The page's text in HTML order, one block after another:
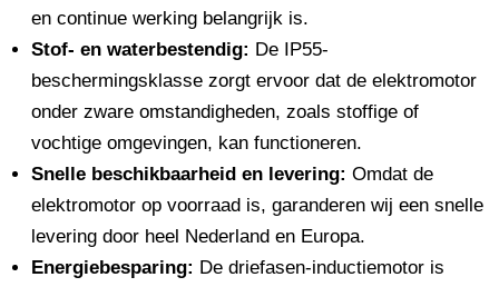
en continue werking belangrijk is.
Stof- en waterbestendig: De IP55-
beschermingsklasse zorgt ervoor dat de elektromotor
onder zware omstandigheden, zoals stoffige of
vochtige omgevingen, kan functioneren.
Snelle beschikbaarheid en levering: Omdat de
elektromotor op voorraad is, garanderen wij een snelle
levering door heel Nederland en Europa.
Energiebesparing: De driefasen-inductiemotor is